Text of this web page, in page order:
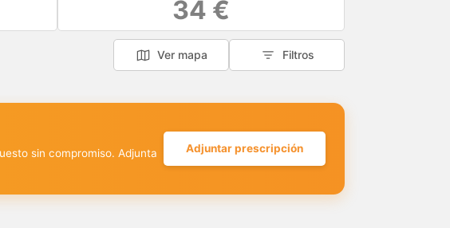
34 €
Ver mapa Filtros
sin compromiso. Adjunta
Adjuntar prescripción